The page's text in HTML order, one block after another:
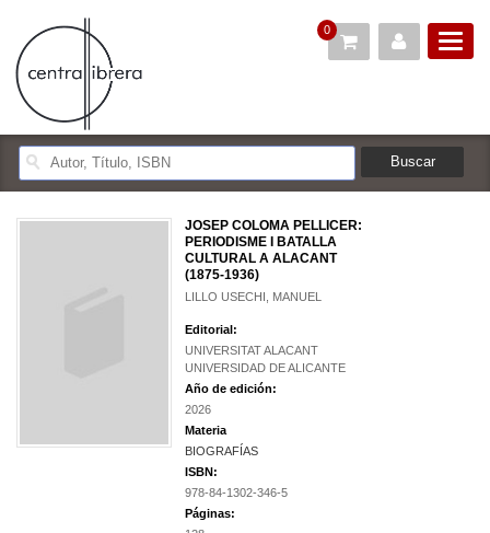
0
JOSEP COLOMA PELLICER:
PERIODISME I BATALLA
CULTURAL A ALACANT
(1875-1936)
LILLO USECHI, MANUEL
Editorial:
UNIVERSITAT ALACANT
UNIVERSIDAD DE ALICANTE
Año de edición:
2026
Materia
BIOGRAFÍAS
ISBN:
978-84-1302-346-5
Páginas: